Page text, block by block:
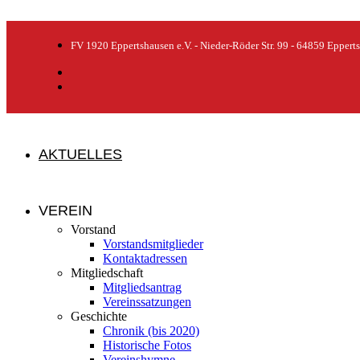
FV 1920 Eppertshausen e.V. - Nieder-Röder Str. 99 - 64859
AKTUELLES
VEREIN
Vorstand
Vorstandsmitglieder
Kontaktadressen
Mitgliedschaft
Mitgliedsantrag
Vereinssatzungen
Geschichte
Chronik (bis 2020)
Historische Fotos